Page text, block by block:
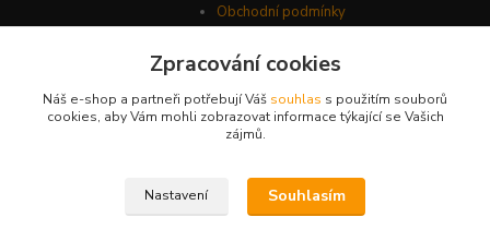
Obchodní podmínky
Zpracování cookies
Náš e-shop a partneři potřebují Váš souhlas s použitím souborů
cookies, aby Vám mohli zobrazovat informace týkající se Vašich
zájmů.
Nastavení Souhlasím